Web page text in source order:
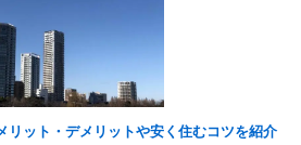
リット・デメリットや安く住むコツを紹介